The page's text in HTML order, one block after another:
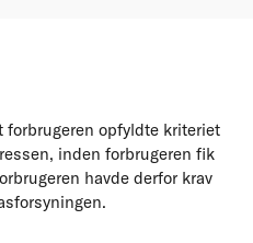
opfyldte kriteriet
inden forbrugeren fik
havde derfor krav